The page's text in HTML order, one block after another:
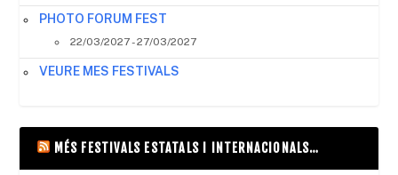
PHOTO FORUM FEST
22/03/2027 - 27/03/2027
VEURE MES FESTIVALS
MÉS FESTIVALS ESTATALS I INTERNACIONALS…